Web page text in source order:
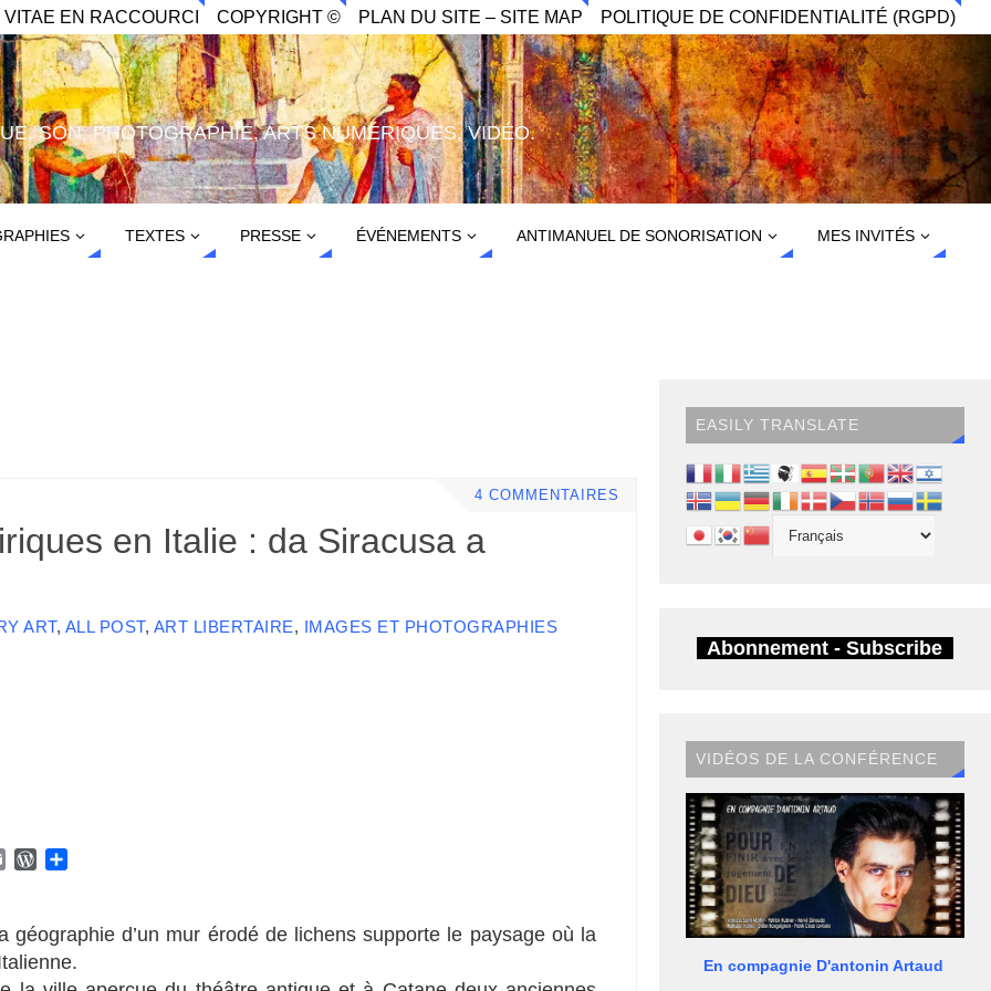
VITAE EN RACCOURCI COPYRIGHT © PLAN DU SITE – SITE MAP POLITIQUE DE CONFIDENTIALITÉ (RGPD)
SON, PHOTOGRAPHIE, ARTS NUMÉRIQUES, VIDÉO.
TEXTES PRESSE ÉVÉNEMENTS ANTIMANUEL DE SONORISATION MES INVITÉS
4 COMMENTAIRES
en Italie : da Siracusa a
ART, ALL POST, ART LIBERTAIRE, IMAGES ET PHOTOGRAPHIES
E
l
W
P
r
a
g
d’un mur érodé de lichens supporte le paysage où la
EASILY TRANSLATE
Abonnement - Subscribe
VIDÉOS DE LA CONFÉRENCE
En compagnie D'antonin Artaud